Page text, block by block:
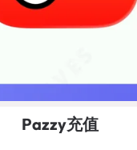
Pazzy充值